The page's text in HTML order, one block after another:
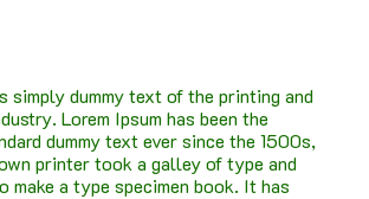
simply dummy text of the printing and
Lorem Ipsum has been the
dummy text ever since the 1500s,
printer took a galley of type and
make a type specimen book. It has